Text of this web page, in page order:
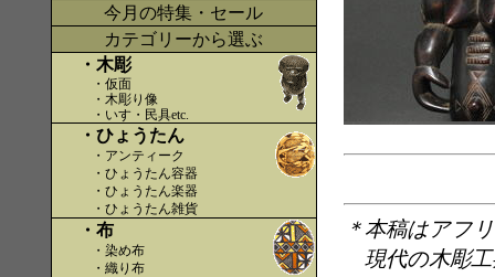
今月の特集・セール
カテゴリーから選ぶ
・木彫
・仮面
・木彫り像
・いす・民具etc.
・ひょうたん
・アンティーク
・ひょうたん容器
・ひょうたん楽器
・ひょうたん雑貨
・布
・染め布
・織り布
＊本稿はアフ
現代の木彫工